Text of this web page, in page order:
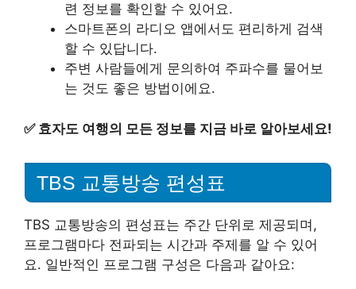
련 정보를 확인할 수 있어요.
스마트폰의 라디오 앱에서도 편리하게 검색
할 수 있답니다.
주변 사람들에게 문의하여 주파수를 물어보
는 것도 좋은 방법이에요.
✅ 효자도 여행의 모든 정보를 지금 바로 알아보세요!
TBS 교통방송 편성표
TBS 교통방송의 편성표는 주간 단위로 제공되며,
프로그램마다 전파되는 시간과 주제를 알 수 있어
요. 일반적인 프로그램 구성은 다음과 같아요: